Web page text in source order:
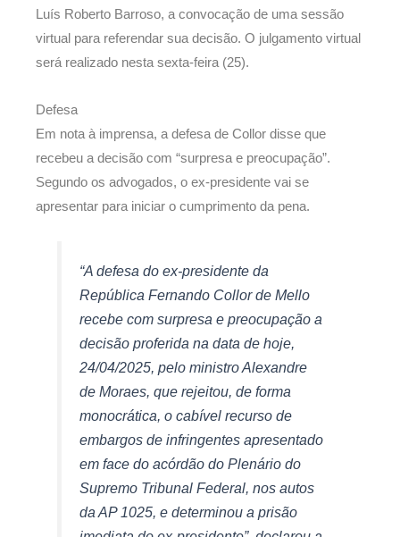
Luís Roberto Barroso, a convocação de uma sessão
virtual para referendar sua decisão. O julgamento virtual
será realizado nesta sexta-feira (25).
Defesa
Em nota à imprensa, a defesa de Collor disse que
recebeu a decisão com “surpresa e preocupação”.
Segundo os advogados, o ex-presidente vai se
apresentar para iniciar o cumprimento da pena.
“A defesa do ex-presidente da
República Fernando Collor de Mello
recebe com surpresa e preocupação a
decisão proferida na data de hoje,
24/04/2025, pelo ministro Alexandre
de Moraes, que rejeitou, de forma
monocrática, o cabível recurso de
embargos de infringentes apresentado
em face do acórdão do Plenário do
Supremo Tribunal Federal, nos autos
da AP 1025, e determinou a prisão